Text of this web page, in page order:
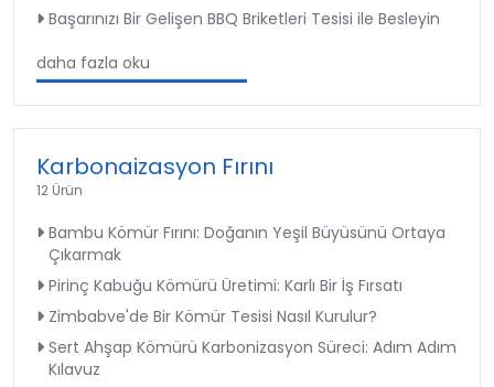
Başarınızı Bir Gelişen BBQ Briketleri Tesisi ile Besleyin
daha fazla oku
Karbonaizasyon Fırını
12 Ürün
Bambu Kömür Fırını: Doğanın Yeşil Büyüsünü Ortaya
Çıkarmak
Pirinç Kabuğu Kömürü Üretimi: Karlı Bir İş Fırsatı
Zimbabve'de Bir Kömür Tesisi Nasıl Kurulur?
Sert Ahşap Kömürü Karbonizasyon Süreci: Adım Adım
Kılavuz